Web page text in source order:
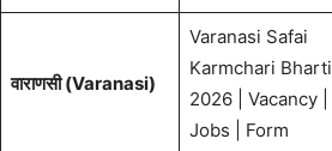
वाराणसी (Varanasi)
Varanasi Safai
Karmchari Bharti
2026 | Vacancy |
Jobs | Form